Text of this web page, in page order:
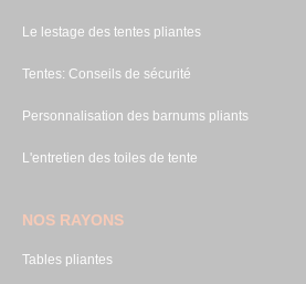
Le lestage des tentes pliantes
Tentes: Conseils de sécurité
Personnalisation des barnums pliants
L'entretien des toiles de tente
NOS RAYONS
Tables pliantes